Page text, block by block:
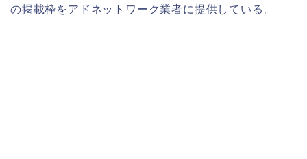
の掲載枠をアドネットワーク業者に提供している。